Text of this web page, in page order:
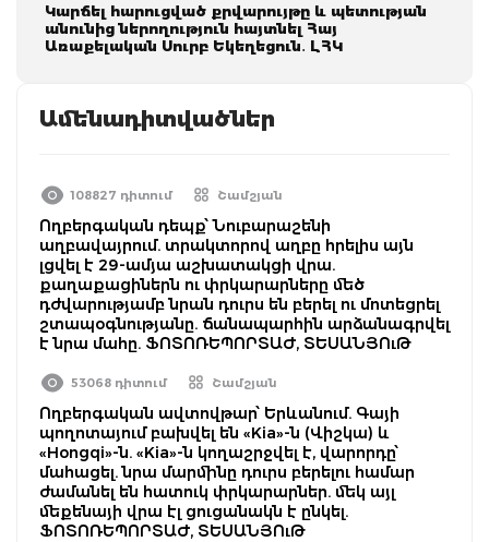
Կարճել հարուցված քրվարույթը և պետության
անունից ներողություն հայտնել Հայ
Առաքելական Սուրբ Եկեղեցուն․ ԼՀԿ
Ամենադիտվածներ
108827 դիտում Շամշյան
Ողբերգական դեպք՝ Նուբարաշենի
աղբավայրում. տրակտորով աղբը հրելիս այն
լցվել է 29-ամյա աշխատակցի վրա.
քաղաքացիներն ու փրկարարները մեծ
դժվարությամբ նրան դուրս են բերել ու մոտեցրել
շտապօգնությանը. ճանապարհին արձանագրվել
է նրա մահը. ՖՈՏՈՌԵՊՈՐՏԱԺ, ՏԵՍԱՆՅՈւԹ
53068 դիտում Շամշյան
Ողբերգական ավտովթար՝ Երևանում. Գայի
պողոտայում բախվել են «Kia»-ն (Վիշկա) և
«Hongqi»-ն. «Kia»-ն կողաշրջվել է, վարորդը՝
մահացել. նրա մարմինը դուրս բերելու համար
ժամանել են հատուկ փրկարարներ. մեկ այլ
մեքենայի վրա էլ ցուցանակն է ընկել.
ՖՈՏՈՌԵՊՈՐՏԱԺ, ՏԵՍԱՆՅՈւԹ